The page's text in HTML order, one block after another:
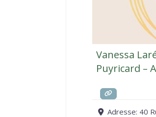
Vanessa
Puyricard –
Adresse: 40